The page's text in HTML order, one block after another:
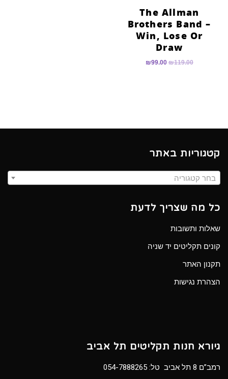
The Allman
Brothers Band –
Win, Lose Or
Draw
₪119.00
₪99.00
קטגוריות באתר
בחר קטגוריה
כל מה שצריך לדעת
שאלות ותשובות
קונים תקליטים יד שניה
תקנון האתר
הצהרת נגישות
גיורא חנות תקליטים תל אביב
רמב”ם 8 תל אביב טל: 054-7888265